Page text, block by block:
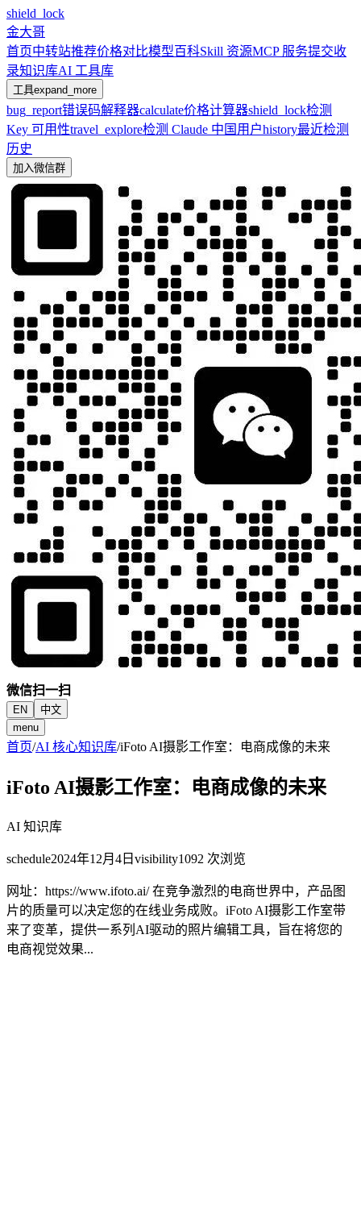
shield_lock
金大哥
首页中转站推荐价格对比模型百科Skill 资源MCP 服务提交收
录知识库AI 工具库
工具expand_more
bug_report错误码解释器calculate价格计算器shield_lock检测
Key 可用性travel_explore检测 Claude 中国用户history最近检测
历史
加入微信群
微信扫一扫
EN
中文
menu
首页/AI 核心知识库/iFoto AI摄影工作室：电商成像的未来
iFoto AI摄影工作室：电商成像的未来
AI 知识库
schedule2024年12月4日 visibility1092 次浏览
网址：https://www.ifoto.ai/ 在竞争激烈的电商世界中，产品图
片的质量可以决定您的在线业务成败。iFoto AI摄影工作室带
来了变革，提供一系列AI驱动的照片编辑工具，旨在将您的
电商视觉效果...